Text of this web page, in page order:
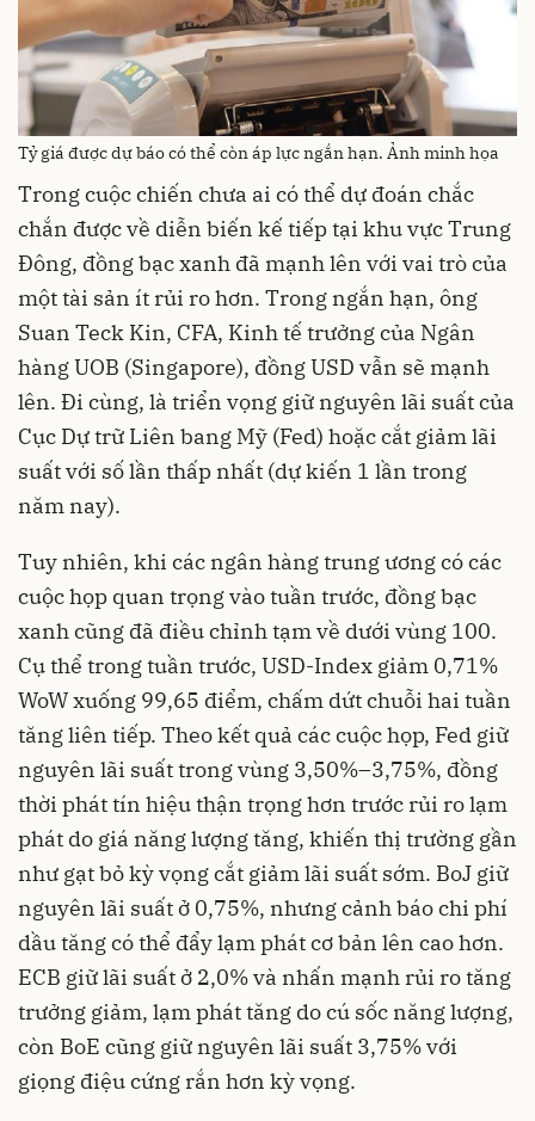
Tỷ giá được dự báo có thể còn áp lực ngắn hạn. Ảnh minh họa
Trong cuộc chiến chưa ai có thể dự đoán chắc
chắn được về diễn biến kế tiếp tại khu vực Trung
Đông, đồng bạc xanh đã mạnh lên với vai trò của
một tài sản ít rủi ro hơn. Trong ngắn hạn, ông
Suan Teck Kin, CFA, Kinh tế trưởng của Ngân
hàng UOB (Singapore), đồng USD vẫn sẽ mạnh
lên. Đi cùng, là triển vọng giữ nguyên lãi suất của
Cục Dự trữ Liên bang Mỹ (Fed) hoặc cắt giảm lãi
suất với số lần thấp nhất (dự kiến 1 lần trong
năm nay).
Tuy nhiên, khi các ngân hàng trung ương có các
cuộc họp quan trọng vào tuần trước, đồng bạc
xanh cũng đã điều chỉnh tạm về dưới vùng 100.
Cụ thể trong tuần trước, USD-Index giảm 0,71%
WoW xuống 99,65 điểm, chấm dứt chuỗi hai tuần
tăng liên tiếp. Theo kết quả các cuộc họp, Fed giữ
nguyên lãi suất trong vùng 3,50%–3,75%, đồng
thời phát tín hiệu thận trọng hơn trước rủi ro lạm
phát do giá năng lượng tăng, khiến thị trường gần
như gạt bỏ kỳ vọng cắt giảm lãi suất sớm. BoJ giữ
nguyên lãi suất ở 0,75%, nhưng cảnh báo chi phí
dầu tăng có thể đẩy lạm phát cơ bản lên cao hơn.
ECB giữ lãi suất ở 2,0% và nhấn mạnh rủi ro tăng
trưởng giảm, lạm phát tăng do cú sốc năng lượng,
còn BoE cũng giữ nguyên lãi suất 3,75% với
giọng điệu cứng rắn hơn kỳ vọng.